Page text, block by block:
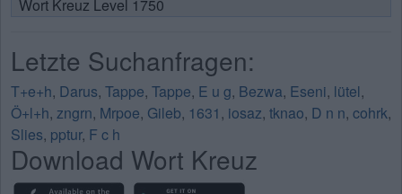
Wort Kreuz Level 1750
Letzte Suchanfragen:
T+e+h, Darus, Tappe, Tappe, E u g, Bezwa, Eseni, lütel,
Ö+l+h, zngrn, Mrpoe, Gileb, 1631, iosaz, tknao, D n n, cohrk,
Slies, pptur, F c h
Download Wort Kreuz